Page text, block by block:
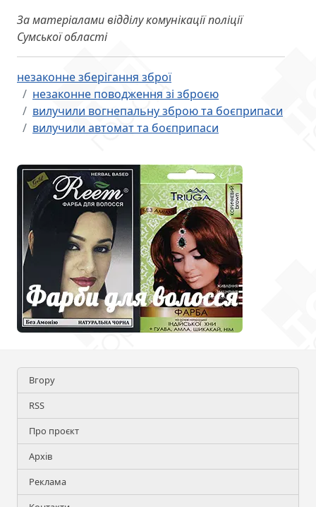
За матеріалами відділу комунікації поліції
Сумської області
незаконне зберігання зброї
незаконне поводження зі зброєю
вилучили вогнепальну зброю та боєприпаси
вилучили автомат та боєприпаси
Вгору
RSS
Про проєкт
Архів
Реклама